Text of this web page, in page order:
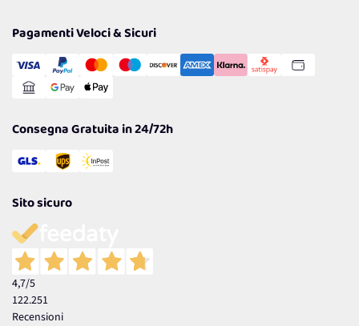
Cookie Policy
Gestisci Cookie
Reso Facile e Veloce
Pagamenti Veloci & Sicuri
Consegna Gratuita in 24/72h
Sito sicuro
4,7/5
122.251
Recensioni